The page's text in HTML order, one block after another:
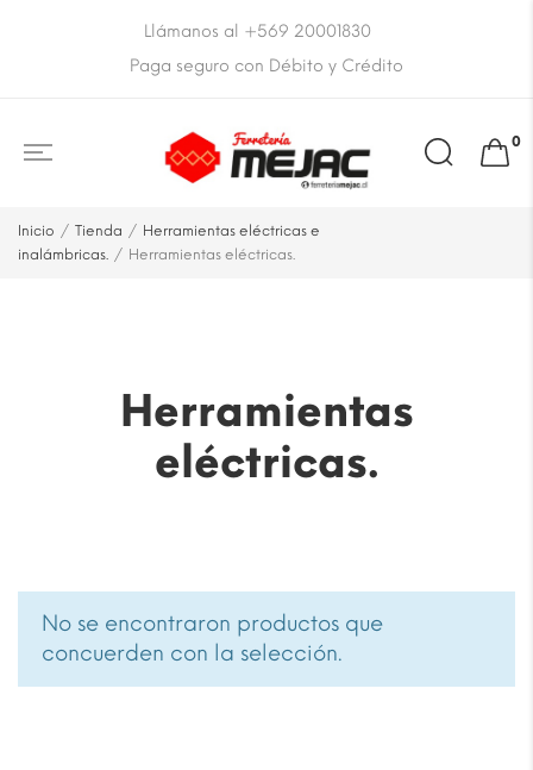
Llámanos al +569 20001830
Paga seguro con Débito y Crédito
0
Inicio Tienda
Herramientas eléctricas e
inalámbricas.
Herramientas eléctricas.
Herramientas
eléctricas.
No se encontraron productos que
concuerden con la selección.